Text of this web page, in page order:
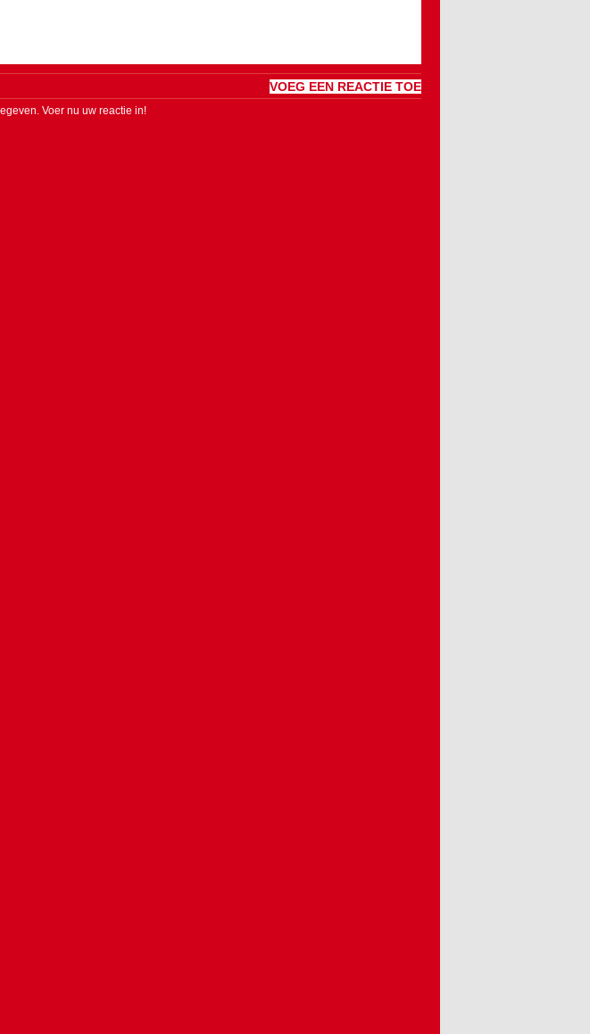
VOEG EEN REACTIE TOE
Voer nu uw reactie in!